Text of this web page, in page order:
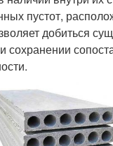
пустот,
добиться
сохранении